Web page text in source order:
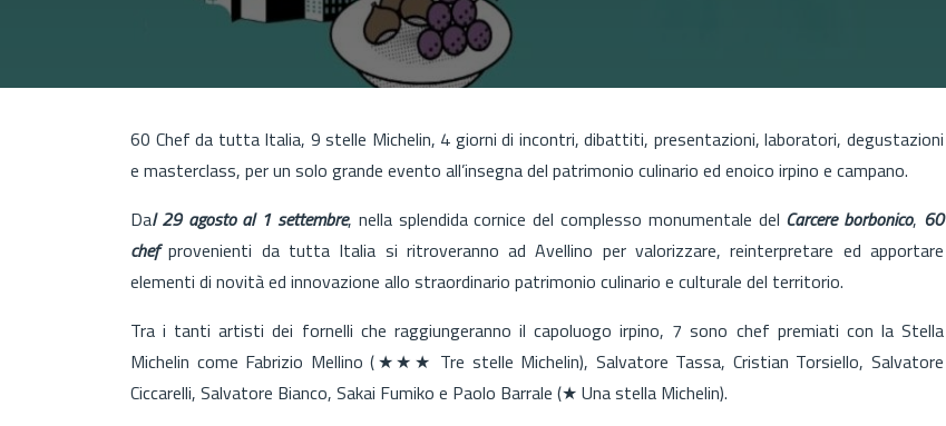
60 Chef da tutta Italia, 9 stelle Michelin, 4 giorni di incontri, dibattiti, presentazioni, laboratori, degustazioni
e masterclass, per un solo grande evento all’insegna del patrimonio culinario ed enoico irpino e campano.
Dal 29 agosto al 1 settembre, nella splendida cornice del complesso monumentale del Carcere borbonico, 60
chefprovenienti da tutta Italia si ritroveranno ad Avellino per valorizzare, reinterpretare ed apportare
elementi di novità ed innovazione allo straordinario patrimonio culinario e culturale del territorio.
Tra i tanti artisti dei fornelli che raggiungeranno il capoluogo irpino, 7 sono chef premiati con la Stella
Michelin come Fabrizio Mellino (★★★ Tre stelle Michelin), Salvatore Tassa, Cristian Torsiello, Salvatore
Ciccarelli, Salvatore Bianco, Sakai Fumiko e Paolo Barrale (★ Una stella Michelin).